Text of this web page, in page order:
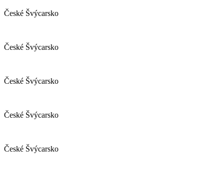
České Švýcarsko
České Švýcarsko
České Švýcarsko
České Švýcarsko
České Švýcarsko